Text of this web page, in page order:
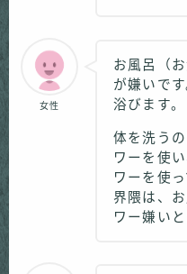
女性
お風呂（
が嫌いで
浴びます。
体を洗う
ワーを使
ワーを使
界隈は、
ワー嫌い